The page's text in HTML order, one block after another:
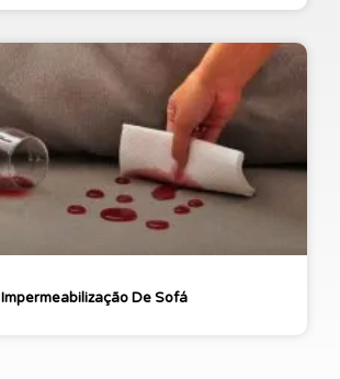
Impermeabilização De Sofá